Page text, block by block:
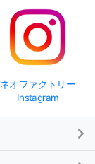
ネオファクトリー
Instagram